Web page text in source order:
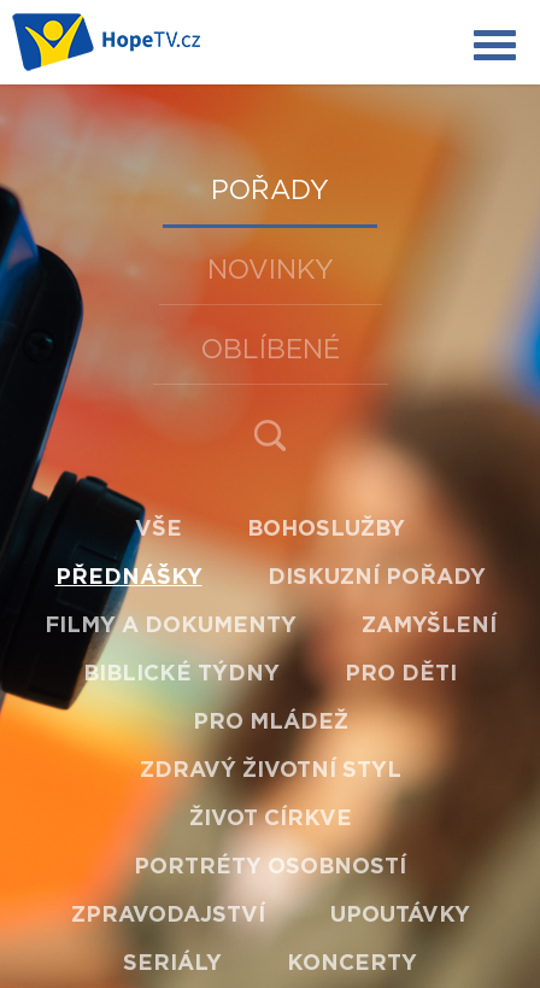
POŘADY
NOVINKY
OBLÍBENÉ
VŠE BOHOSLUŽBY
PŘEDNÁŠKY DISKUZNÍ POŘADY
FILMY A DOKUMENTY ZAMYŠLENÍ
BIBLICKÉ TÝDNY PRO DĚTI
PRO MLÁDEŽ
ZDRAVÝ ŽIVOTNÍ STYL
ŽIVOT CÍRKVE
PORTRÉTY OSOBNOSTÍ
ZPRAVODAJSTVÍ UPOUTÁVKY
SERIÁLY KONCERTY